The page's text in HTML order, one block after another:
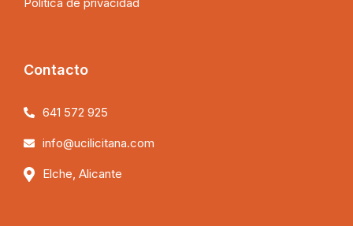
Política de privacidad
Contacto
641 572 925
info@ucilicitana.com
Elche, Alicante